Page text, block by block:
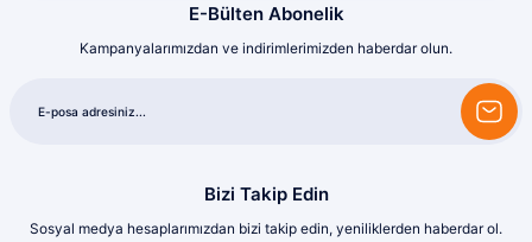
E-Bülten Abonelik
Kampanyalarımızdan ve indirimlerimizden haberdar olun.
Bizi Takip Edin
Sosyal medya hesaplarımızdan bizi takip edin, yeniliklerden haberdar ol.